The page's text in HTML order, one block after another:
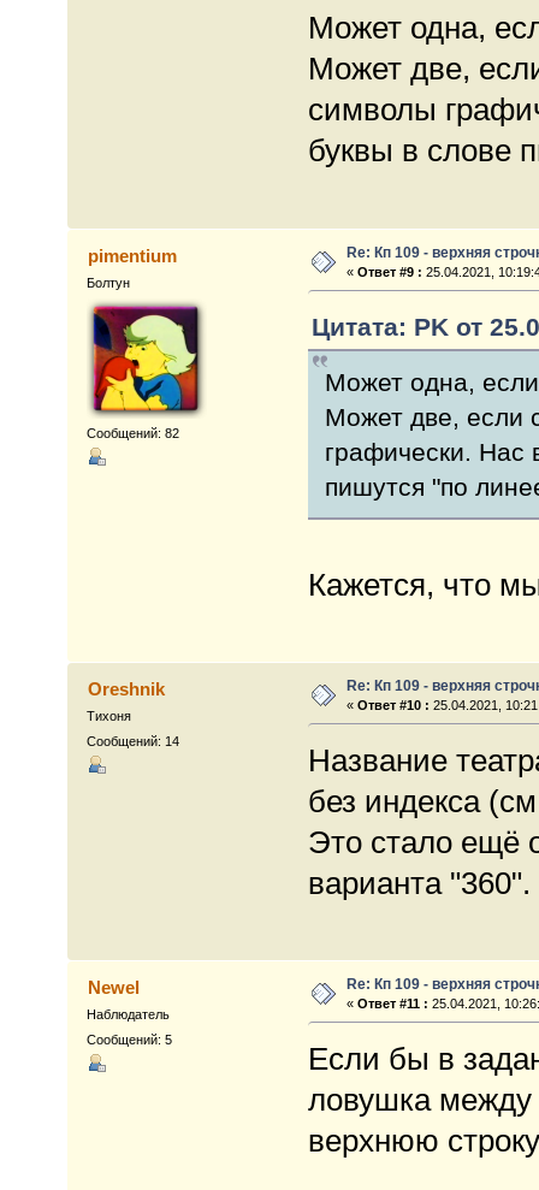
Может одна,
Может две,
символы
буквы в слове
pimentium
Болтун
Сообщений: 82
Re: Кп 109 - верхняя
«Ответ #9 : 25.04.2021,
Цитата: PK от
Может одна,
Может две, если
графически. Нас
пишутся "по
Кажется, что
Oreshnik
Тихоня
Сообщений: 14
Re: Кп 109 - верхняя
«Ответ #10 : 25.04.2021,
Название
без индекса
Это стало ещё
варианта "360".
Newel
Наблюдатель
Сообщений: 5
Re: Кп 109 - верхняя
«Ответ #11 : 25.04.2021,
Если бы в
ловушка между
верхнюю